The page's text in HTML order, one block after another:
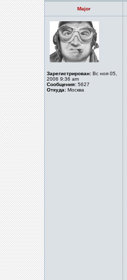
Major
Зарегистрирован: Вс ноя 05,
2006 9:36 am
Сообщения: 5627
Откуда: Москва